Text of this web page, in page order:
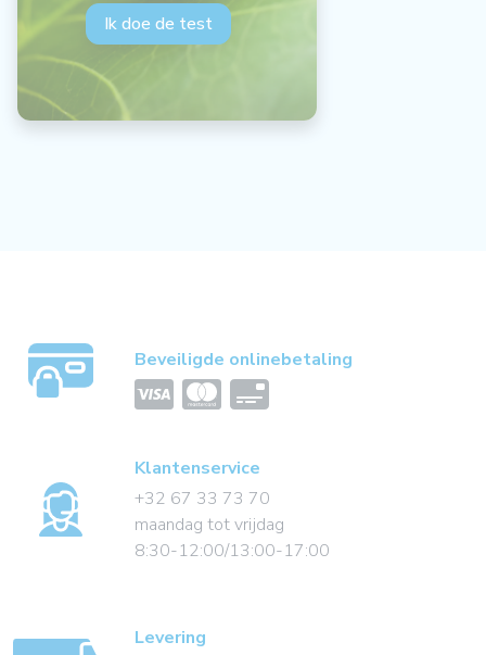
Ik doe de test
Beveiligde onlinebetaling
Klantenservice
+32 67 33 73 70
maandag tot vrijdag
8:30-12:00/13:00-17:00
Levering